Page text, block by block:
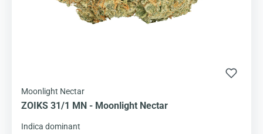
Moonlight Nectar
ZOIKS 31/1 MN - Moonlight Nectar
Indica dominant